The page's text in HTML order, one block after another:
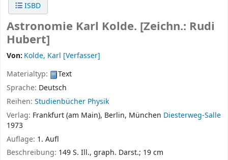
ISBD
Astronomie Karl Kolde. [Zeichn.: Rudi
Hubert]
Von: Kolde, Karl [Verfasser]
Materialtyp:
Text
Sprache: Deutsch
Reihen: Studienbücher Physik
Verlag: Frankfurt (am Main), Berlin, München Diesterweg-Salle
1973
Auflage: 1. Aufl
Beschreibung: 149 S. Ill., graph. Darst.; 19 cm